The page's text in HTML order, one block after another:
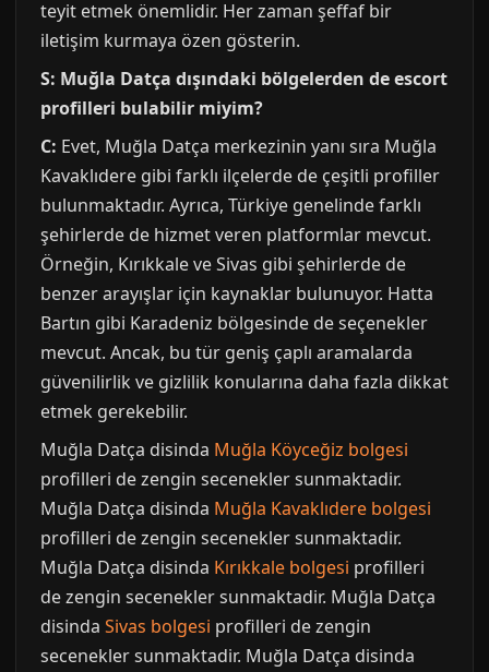
teyit etmek önemlidir. Her zaman şeffaf bir
iletişim kurmaya özen gösterin.
S: Muğla Datça dışındaki bölgelerden de escort
profilleri bulabilir miyim?
C: Evet, Muğla Datça merkezinin yanı sıra Muğla
Kavaklıdere gibi farklı ilçelerde de çeşitli profiller
bulunmaktadır. Ayrıca, Türkiye genelinde farklı
şehirlerde de hizmet veren platformlar mevcut.
Örneğin, Kırıkkale ve Sivas gibi şehirlerde de
benzer arayışlar için kaynaklar bulunuyor. Hatta
Bartın gibi Karadeniz bölgesinde de seçenekler
mevcut. Ancak, bu tür geniş çaplı aramalarda
güvenilirlik ve gizlilik konularına daha fazla dikkat
etmek gerekebilir.
Muğla Datça disinda Muğla Köyceğiz bolgesi
profilleri de zengin secenekler sunmaktadir.
Muğla Datça disinda Muğla Kavaklıdere bolgesi
profilleri de zengin secenekler sunmaktadir.
Muğla Datça disinda Kırıkkale bolgesi profilleri
de zengin secenekler sunmaktadir. Muğla Datça
disinda Sivas bolgesi profilleri de zengin
secenekler sunmaktadir. Muğla Datça disinda